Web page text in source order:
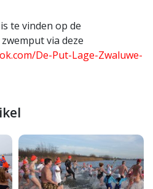
te vinden op de
via deze
De-Put-Lage-Zwaluwe-